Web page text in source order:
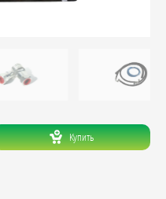
Купить